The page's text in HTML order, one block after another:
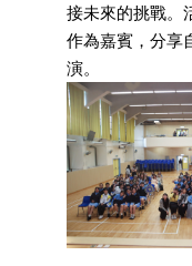
接未來的挑戰。
作為嘉賓，分享
演。